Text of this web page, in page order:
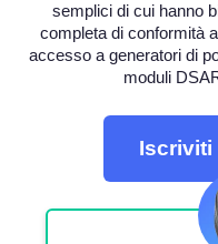
semplici di cui hanno
completa di conformità
accesso a generatori di
moduli
Iscriviti